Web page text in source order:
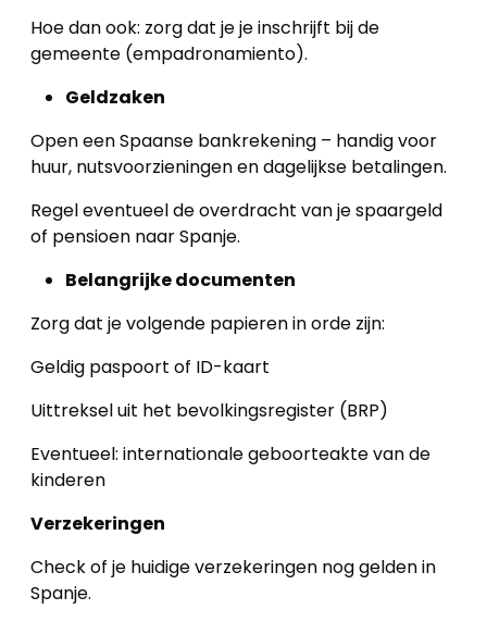
Hoe dan ook: zorg dat je je inschrijft bij de
gemeente (empadronamiento).
Geldzaken
Open een Spaanse bankrekening – handig voor
huur, nutsvoorzieningen en dagelijkse betalingen.
Regel eventueel de overdracht van je spaargeld
of pensioen naar Spanje.
Belangrijke documenten
Zorg dat je volgende papieren in orde zijn:
Geldig paspoort of ID-kaart
Uittreksel uit het bevolkingsregister (BRP)
Eventueel: internationale geboorteakte van de
kinderen
Verzekeringen
Check of je huidige verzekeringen nog gelden in
Spanje.